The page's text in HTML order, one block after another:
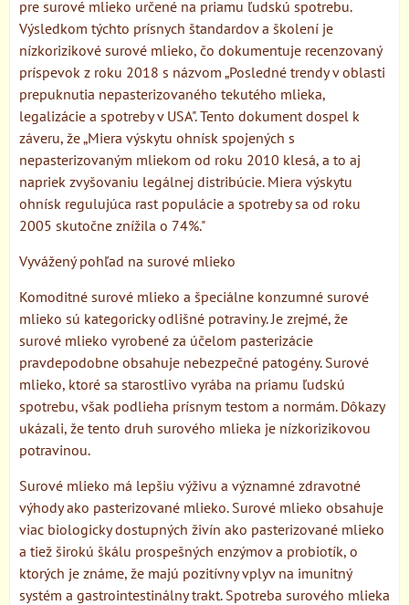
pre surové mlieko určené na priamu ľudskú spotrebu.
Výsledkom týchto prísnych štandardov a školení je
nízkorizikové surové mlieko, čo dokumentuje recenzovaný
príspevok z roku 2018 s názvom „Posledné trendy v oblasti
prepuknutia nepasterizovaného tekutého mlieka,
legalizácie a spotreby v USA". Tento dokument dospel k
záveru, že „Miera výskytu ohnísk spojených s
nepasterizovaným mliekom od roku 2010 klesá, a to aj
napriek zvyšovaniu legálnej distribúcie. Miera výskytu
ohnísk regulujúca rast populácie a spotreby sa od roku
2005 skutočne znížila o 74%."
Vyvážený pohľad na surové mlieko
Komoditné surové mlieko a špeciálne konzumné surové
mlieko sú kategoricky odlišné potraviny. Je zrejmé, že
surové mlieko vyrobené za účelom pasterizácie
pravdepodobne obsahuje nebezpečné patogény. Surové
mlieko, ktoré sa starostlivo vyrába na priamu ľudskú
spotrebu, však podlieha prísnym testom a normám. Dôkazy
ukázali, že tento druh surového mlieka je nízkorizikovou
potravinou.
Surové mlieko má lepšiu výživu a významné zdravotné
výhody ako pasterizované mlieko. Surové mlieko obsahuje
viac biologicky dostupných živín ako pasterizované mlieko
a tiež širokú škálu prospešných enzýmov a probiotík, o
ktorých je známe, že majú pozitívny vplyv na imunitný
systém a gastrointestinálny trakt. Spotreba surového mlieka